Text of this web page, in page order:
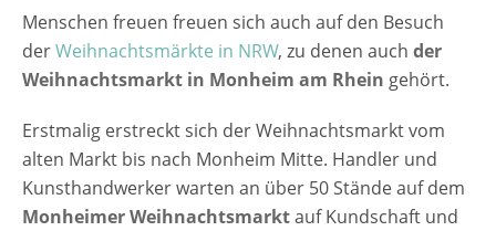
und das Kinder-Karussell. [rule
type="basic"] Anzeige Termine und
Öffnungszeiten Sternenzauber
12.12. - 14.12. 2025 & 19.12. - 21.12. 2025
Freitags startet der Markt um 15 Uhr und
endet um 21:30 Uhr, samstags kann von 13
bis 23 Uhr…
Menschen freuen freuen sich auch auf den Besuch
derWeihnachtsmärkte in NRW, zu denen auch der
Weihnachtsmarkt in Monheim am Rhein gehört.
Erstmalig erstreckt sich der Weihnachtsmarkt vom
alten Markt bis nach Monheim Mitte. Handler und
Kunsthandwerker warten an über 50 Stände auf dem
Monheimer Weihnachtsmarktauf Kundschaft und